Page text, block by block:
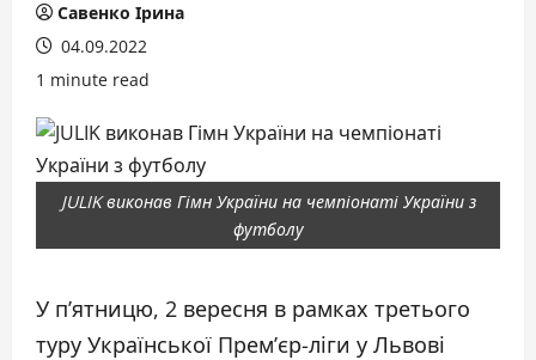
Савенко Ірина
04.09.2022
1 minute read
JULIK виконав Гімн України на чемпіонаті України з
футболу
У п’ятницю, 2 вересня в рамках третього
туру Української Прем’єр-ліги у Львові